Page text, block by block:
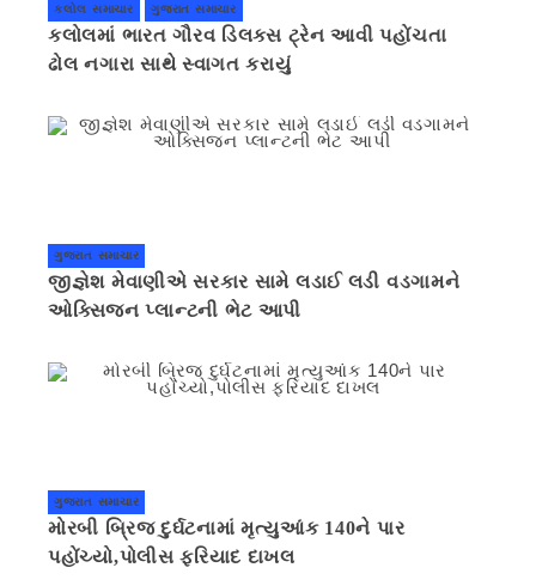
કલોલ સમાચાર ગુજરાત સમાચાર
કલોલમાં ભારત ગૌરવ ડિલક્સ ટ્રેન આવી પહોંચતા
ઢોલ નગારા સાથે સ્વાગત કરાયું
ગુજરાત સમાચાર
જીજ્ઞેશ મેવાણીએ સરકાર સામે લડાઈ લડી વડગામને
ઓક્સિજન પ્લાન્ટની ભેટ આપી
ગુજરાત સમાચાર
મોરબી બ્રિજ દુર્ઘટનામાં મૃત્યુઆંક 140ને પાર
પહોંચ્યો,પોલીસ ફરિયાદ દાખલ